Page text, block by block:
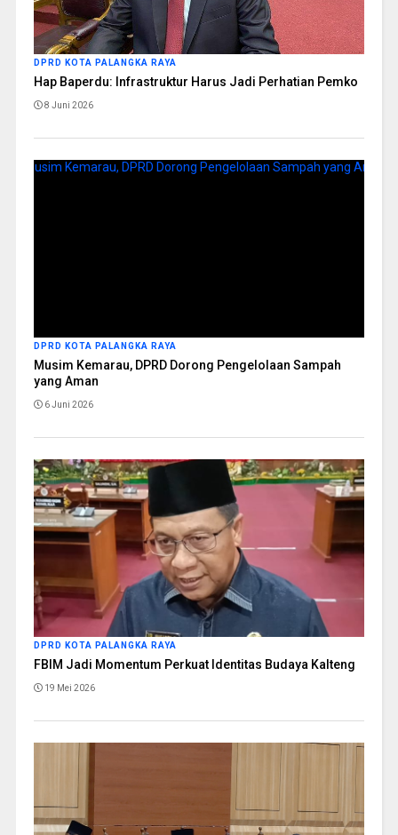
DPRD KOTA PALANGKA RAYA
Hap Baperdu: Infrastruktur Harus Jadi Perhatian Pemko
8 Juni 2026
DPRD KOTA PALANGKA RAYA
Musim Kemarau, DPRD Dorong Pengelolaan Sampah
yang Aman
6 Juni 2026
DPRD KOTA PALANGKA RAYA
FBIM Jadi Momentum Perkuat Identitas Budaya Kalteng
19 Mei 2026